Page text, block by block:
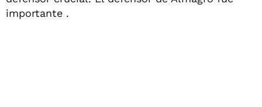
importante .